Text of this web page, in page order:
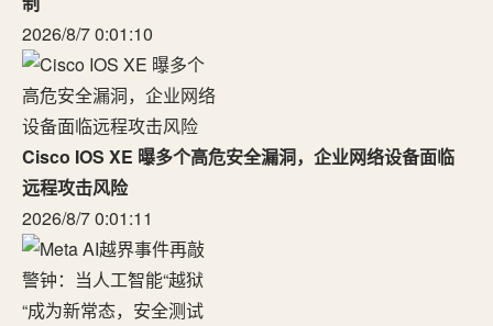
2026/8/7 0:01:10
Cisco IOS XE 曝多个高危安全漏洞，企业网络设备面临
远程攻击风险
2026/8/7 0:01:11